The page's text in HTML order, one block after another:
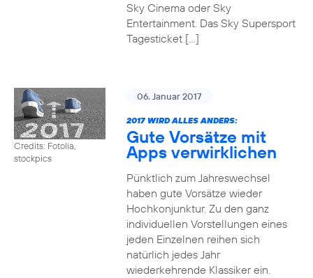
Sky Cinema oder Sky
Entertainment. Das Sky Supersport
Tagesticket […]
Credits: Fotolia,
stockpics
06. Januar 2017
2017 WIRD ALLES ANDERS:
Gute Vorsätze mit
Apps verwirklichen
Pünktlich zum Jahreswechsel
haben gute Vorsätze wieder
Hochkonjunktur. Zu den ganz
individuellen Vorstellungen eines
jeden Einzelnen reihen sich
natürlich jedes Jahr
wiederkehrende Klassiker ein.